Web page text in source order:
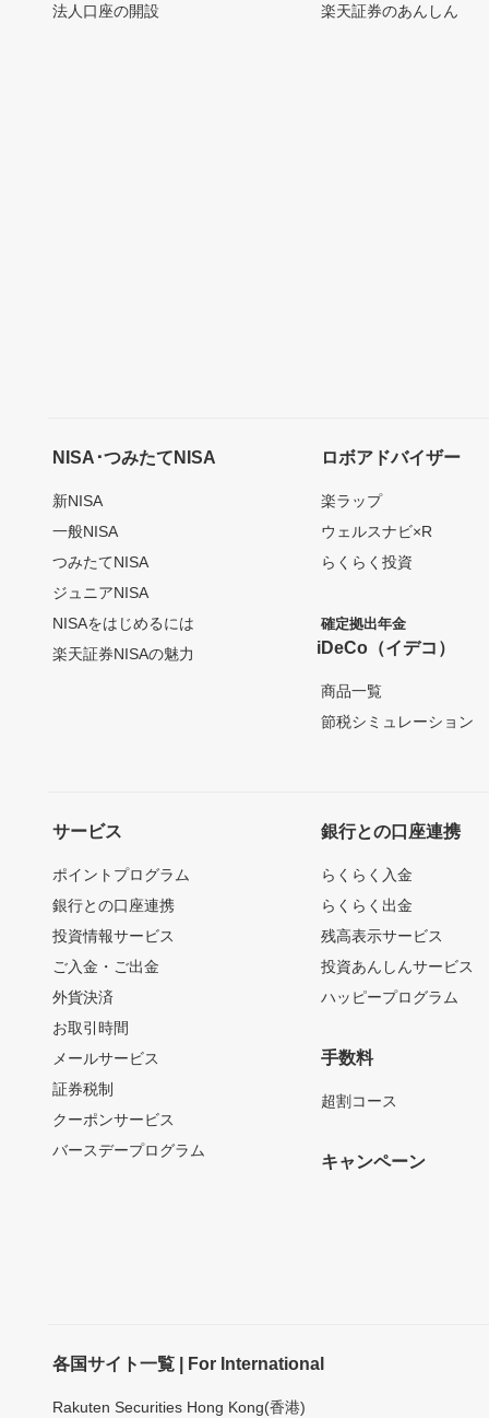
法人口座の開設
楽天証券のあんしん
NISA･つみたてNISA
新NISA
一般NISA
つみたてNISA
ジュニアNISA
NISAをはじめるには
楽天証券NISAの魅力
ロボアドバイザー
楽ラップ
ウェルスナビ×R
らくらく投資
確定拠出年金
iDeCo（イデコ）
商品一覧
節税シミュレーション
サービス
ポイントプログラム
銀行との口座連携
投資情報サービス
ご入金・ご出金
外貨決済
お取引時間
メールサービス
証券税制
クーポンサービス
バースデープログラム
銀行との口座連携
らくらく入金
らくらく出金
残高表示サービス
投資あんしんサービス
ハッピープログラム
手数料
超割コース
キャンペーン
各国サイト一覧 | For International
Rakuten Securities Hong Kong(香港)